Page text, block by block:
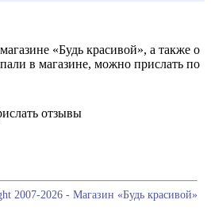
«Будь красивой», а также о
в магазине, можно прислать по
2007-2026 - Магазин «Будь красивой»